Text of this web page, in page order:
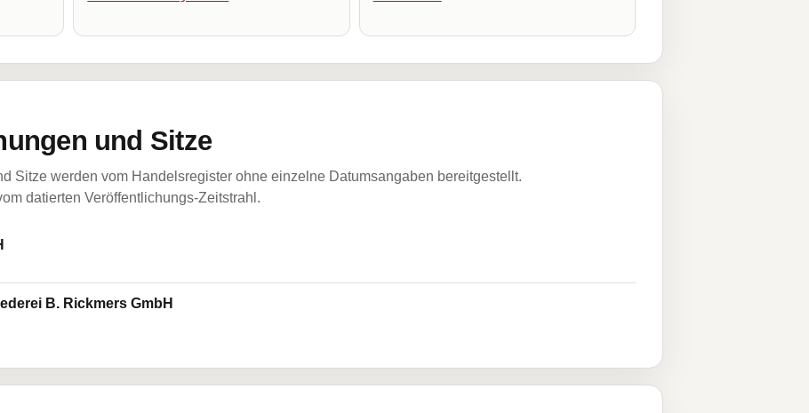
und Sitze
Sitze werden vom Handelsregister ohne einzelne Datumsangaben bereitgestellt.
datierten Veröffentlichungs-Zeitstrahl.
B. Rickmers GmbH